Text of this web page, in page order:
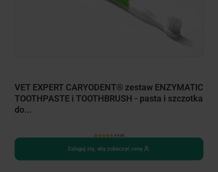
VET EXPERT CARYODENT® zestaw ENZYMATIC
TOOTHPASTE i TOOTHBRUSH - pasta i szczotka
do...
4.8 (8)
Zaloguj się, aby zobaczyć ceny